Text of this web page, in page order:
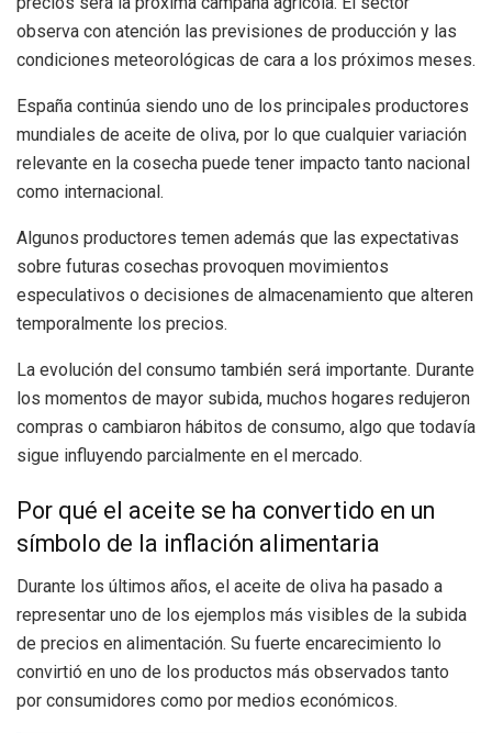
observa con atención las previsiones de producción y las
condiciones meteorológicas de cara a los próximos meses.
España continúa siendo uno de los principales productores
mundiales de aceite de oliva, por lo que cualquier variación
relevante en la cosecha puede tener impacto tanto nacional
como internacional.
Algunos productores temen además que las expectativas
sobre futuras cosechas provoquen movimientos
especulativos o decisiones de almacenamiento que alteren
temporalmente los precios.
La evolución del consumo también será importante. Durante
los momentos de mayor subida, muchos hogares redujeron
compras o cambiaron hábitos de consumo, algo que todavía
sigue influyendo parcialmente en el mercado.
Por qué el aceite se ha convertido en un
símbolo de la inflación alimentaria
Durante los últimos años, el aceite de oliva ha pasado a
representar uno de los ejemplos más visibles de la subida
de precios en alimentación. Su fuerte encarecimiento lo
convirtió en uno de los productos más observados tanto
por consumidores como por medios económicos.